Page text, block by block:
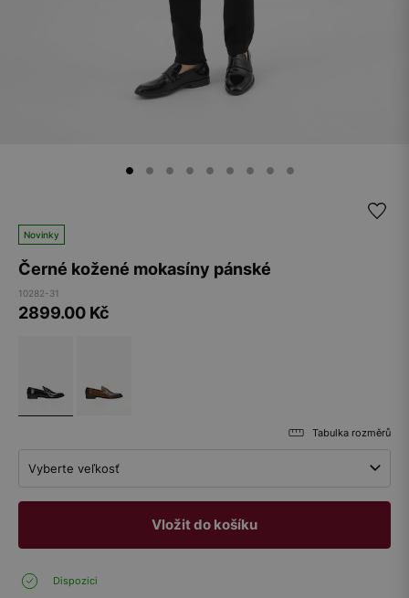
Novinky
Černé kožené mokasíny pánské
10282-31
2899.00 Kč
Tabulka rozměrů
Vyberte veľkosť
Vložit do košíku
Dispozici